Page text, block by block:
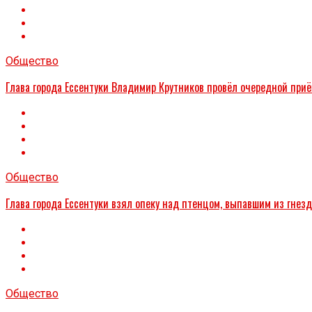
Общество
Глава города Ессентуки Владимир Крутников провёл очередной
Общество
Глава города Ессентуки взял опеку над птенцом, выпавшим из
Общество